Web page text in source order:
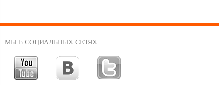
МЫ В СОЦИАЛЬНЫХ СЕТЯХ